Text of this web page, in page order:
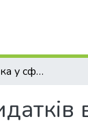
Бюджетна політика у сфері видатків в координатах соціального розвитку